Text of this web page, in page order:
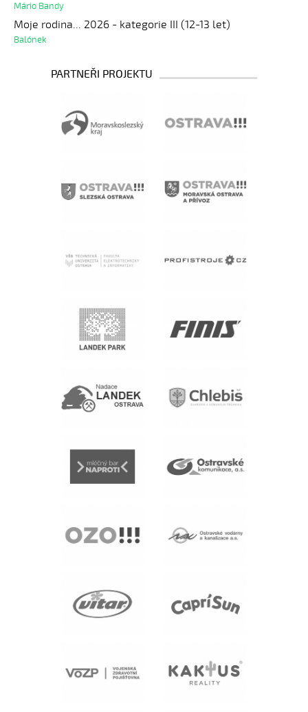
Mário Bandy
Moje rodina... 2026 - kategorie III (12-13 let)
Balónek
PARTNEŘI PROJEKTU